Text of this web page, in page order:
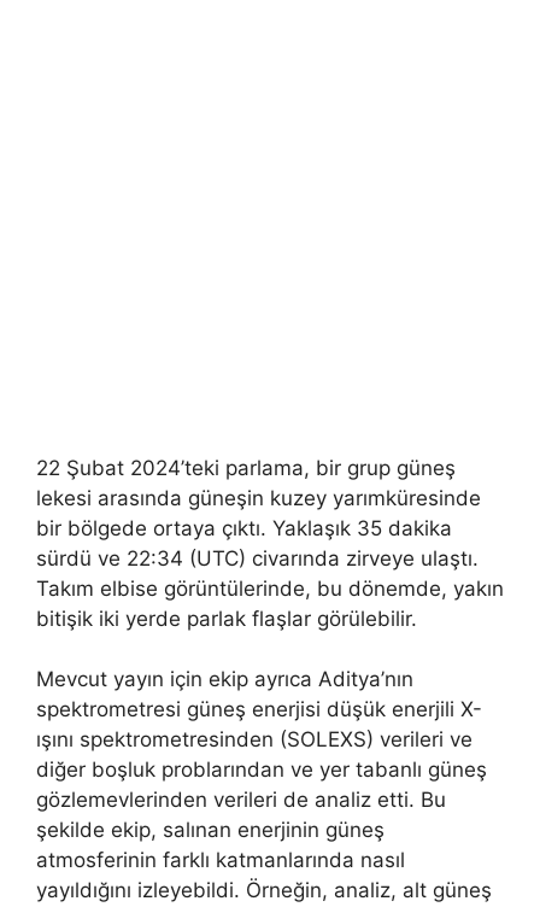
22 Şubat 2024’teki parlama, bir grup güneş
lekesi arasında güneşin kuzey yarımküresinde
bir bölgede ortaya çıktı. Yaklaşık 35 dakika
sürdü ve 22:34 (UTC) civarında zirveye ulaştı.
Takım elbise görüntülerinde, bu dönemde, yakın
bitişik iki yerde parlak flaşlar görülebilir.
Mevcut yayın için ekip ayrıca Aditya’nın
spektrometresi güneş enerjisi düşük enerjili X-
ışını spektrometresinden (SOLEXS) verileri ve
diğer boşluk problarından ve yer tabanlı güneş
gözlemevlerinden verileri de analiz etti. Bu
şekilde ekip, salınan enerjinin güneş
atmosferinin farklı katmanlarında nasıl
yayıldığını izleyebildi. Örneğin, analiz, alt güneş